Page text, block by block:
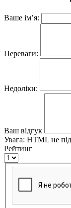
Ваше ім’я:
Переваги:
Недоліки:
Ваш відгук
Увага: HTML не
Рейтинг